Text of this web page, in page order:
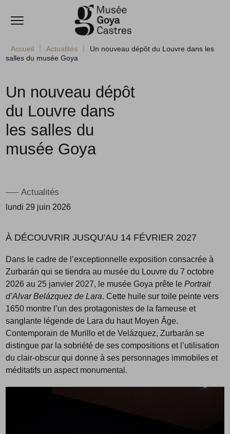
Accèder directement au contenu
Ouvrir le menu
Accueil Actualités
Un nouveau dépôt du Louvre dans les
salles du musée Goya
Un nouveau dépôt
du Louvre dans
les salles du
musée Goya
Actualités
lundi 29 juin 2026
À DÉCOUVRIR JUSQU'AU 14 FÉVRIER 2027
Dans le cadre de l’exceptionnelle exposition consacrée à
Zurbarán qui se tiendra au musée du Louvre du 7 octobre
2026 au 25 janvier 2027, le musée Goya prête lePortrait
d’Alvar Belázquez de Lara. Cette huile sur toile peinte vers
1650 montre l’un des protagonistes de la fameuse et
sanglante légende de Lara du haut Moyen Âge.
Contemporain de Murillo et de Velázquez, Zurbarán se
distingue par la sobriété de ses compositions et l’utilisation
du clair-obscur qui donne à ses personnages immobiles et
méditatifs un aspect monumental.